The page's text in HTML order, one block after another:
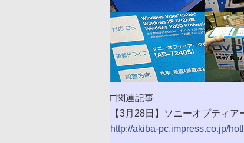
□関連記事
【3月28日】ソニーオプティ
http://akiba-pc.impress.co.jp/